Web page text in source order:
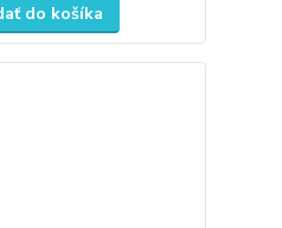
do košíka